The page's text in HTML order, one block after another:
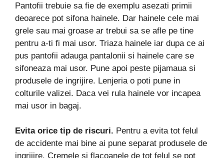
Pantofii trebuie sa fie de exemplu asezati primii
deoarece pot sifona hainele. Dar hainele cele mai
grele sau mai groase ar trebui sa se afle pe tine
pentru a-ti fi mai usor. Triaza hainele iar dupa ce ai
pus pantofii adauga pantalonii si hainele care se
sifoneaza mai usor. Pune apoi peste pijamaua si
produsele de ingrijire. Lenjeria o poti pune in
colturile valizei. Daca vei rula hainele vor incapea
mai usor in bagaj.
Evita orice tip de riscuri. Pentru a evita tot felul
de accidente mai bine ai pune separat produsele de
ingrijire. Cremele si flacoanele de tot felul se pot